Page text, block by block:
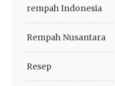
rempah Indonesia
Rempah Nusantara
Resep